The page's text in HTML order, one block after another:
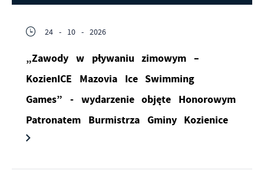
24 - 10 - 2026
„Zawody w pływaniu zimowym –
KozienICE Mazovia Ice Swimming
Games” - wydarzenie objęte Honorowym
Patronatem Burmistrza Gminy Kozienice